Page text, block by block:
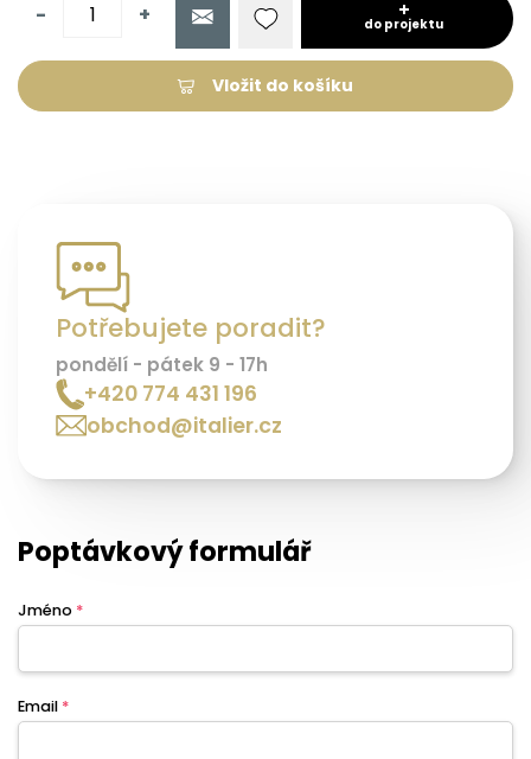
- +
Vložit do košíku
do projektu
Potřebujete poradit?
pondělí - pátek 9 - 17h
+420 774 431 196
obchod@italier.cz
Poptávkový formulář
Jméno *
Email *